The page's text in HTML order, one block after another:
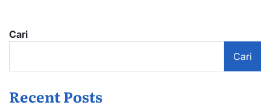
Cari
Cari
Recent Posts